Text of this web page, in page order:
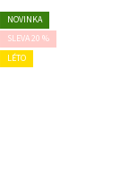
NOVINKA
SLEVA 20 %
LÉTO